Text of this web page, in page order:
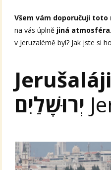
Všem vám doporučuji
na vás úplně jiná atmosféra
v Jeruzalémě byl? Jak jste si